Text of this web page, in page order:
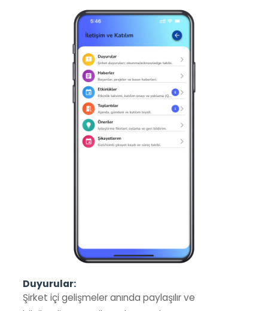
Duyurular:
Şirket içi gelişmeler anında paylaşılır ve